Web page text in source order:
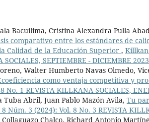
Bacuilima, Cristina Alexandra Pulla
comparativo entre los estándares de
Calidad de la Educación Superior ,
SEPTIEMBRE - DICIEMBRE 2023
Walter Humberto Navas Olmedo,
como ventaja competitiva y
No. 1 REVISTA KILLKANA SOCIALES,
Abril, Juan Pablo Mazón Avila, Tu
Núm. 3 (2024): Vol. 8 No. 3 REVISTA
Chalco, Richard Antonio